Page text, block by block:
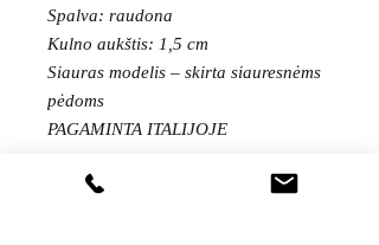
Spalva: raudona
Kulno aukštis: 1,5 cm
Siauras modelis – skirta siauresnėms
pėdoms
PAGAMINTA ITALIJOJE